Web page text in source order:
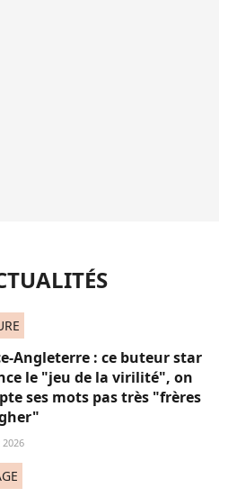
Angleterre : ce buteur star
le "jeu de la virilité", on
ses mots pas très "frères